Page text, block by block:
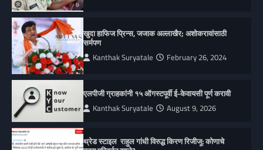
खुदा हाफिज प्रिन्स, जजाक अल्लाखैर; अशोकरावांसाठी
सर्मपण
Kanthak Suryatale February 26, 2024
एलपीजी ग्राहकांनी १५ ऑगस्टपूर्वी ई-केवायसी पूर्ण करावी
Kanthak Suryatale August 9, 2026
थ्रेड स्टाइल राहुल गांधी विरुद्ध किरण रिजीजू: कोणाचे